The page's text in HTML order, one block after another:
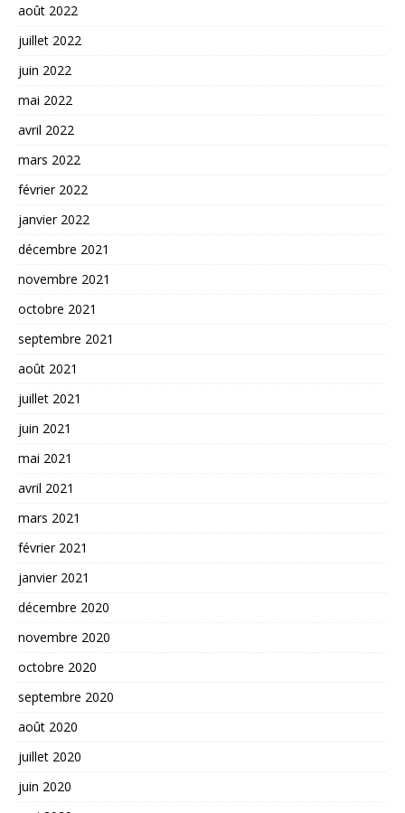
août 2022
juillet 2022
juin 2022
mai 2022
avril 2022
mars 2022
février 2022
janvier 2022
décembre 2021
novembre 2021
octobre 2021
septembre 2021
août 2021
juillet 2021
juin 2021
mai 2021
avril 2021
mars 2021
février 2021
janvier 2021
décembre 2020
novembre 2020
octobre 2020
septembre 2020
août 2020
juillet 2020
juin 2020